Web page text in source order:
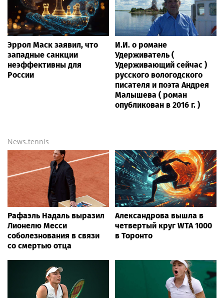
Эррол Маск заявил, что
западные санкции
неэффективны для
России
И.И. о романе
Удерживатель (
Удерживающий сейчас )
русского вологодского
писателя и поэта Андрея
Малышева ( роман
опубликован в 2016 г. )
News.tennis
Рафаэль Надаль выразил
Лионелю Месси
соболезнования в связи
со смертью отца
Александрова вышла в
четвертый круг WTA 1000
в Торонто